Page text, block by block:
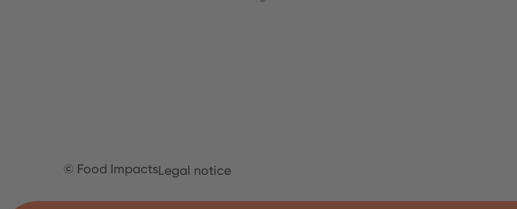
© Food ImpactsLegal notice